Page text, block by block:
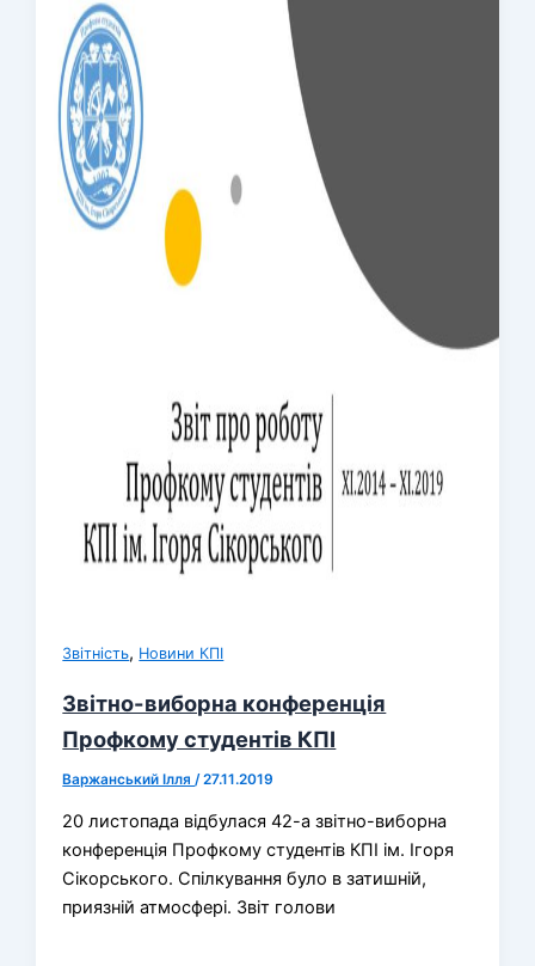
Звітність, Новини КПІ
Звітно-виборна конференція
Профкому студентів КПІ
Варжанський Ілля/27.11.2019
20 листопада відбулася 42-а звітно-виборна
конференція Профкому студентів КПІ ім. Ігоря
Сікорського. Спілкування було в затишній,
приязній атмосфері. Звіт голови